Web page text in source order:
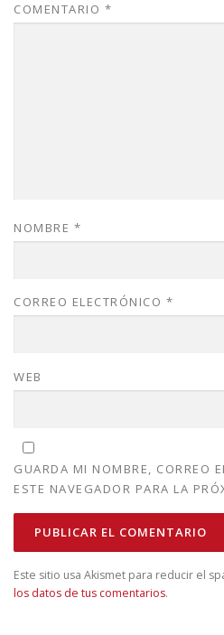
COMENTARIO *
NOMBRE *
CORREO ELECTRÓNICO *
WEB
GUARDA MI NOMBRE, CORREO
ESTE NAVEGADOR PARA LA
Este sitio usa Akismet para reducir el
los datos de tus comentarios.